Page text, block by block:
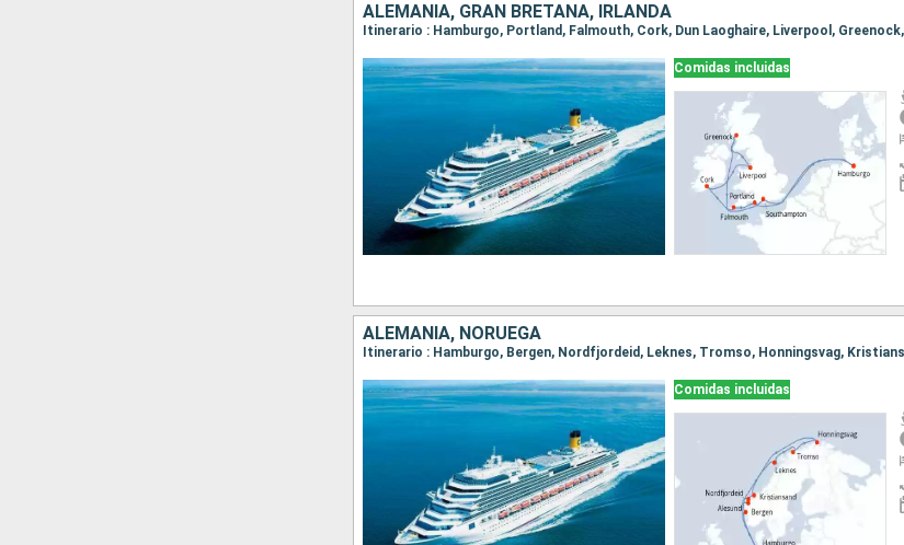
ALEMANIA, GRAN BRETAÑA, IRLANDA
Itinerario : Hamburgo, Portland, Falmouth, Cork, Dun Laoghaire, Liverpool,
Comidas incluidas
ALEMANIA, NORUEGA
Itinerario : Hamburgo, Bergen, Nordfjordeid, Leknes, Tromso, Honningsvag,
Comidas incluidas